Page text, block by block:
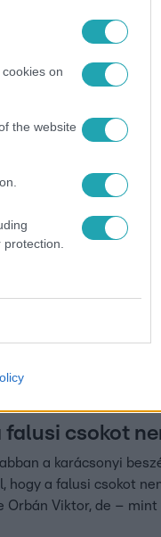
on
the website
a
nagy
akarnak
megszületésekor -
csokot
a karácsonyi
a falusi csokot
Viktor, de –